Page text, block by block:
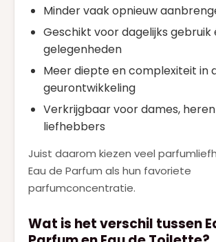
Minder vaak opnieuw
Geschikt voor dagelijks gebruik
gelegenheden
Meer diepte en complexiteit in
geurontwikkeling
Verkrijgbaar voor dames,
liefhebbers
Juist daarom kiezen veel
Eau de Parfum als hun favoriete
parfumconcentratie.
Wat is het verschil tussen